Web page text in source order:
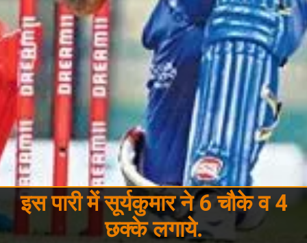
इस पारी में सूर्यकुमार ने 6 चौके व 4
छक्के लगाये.